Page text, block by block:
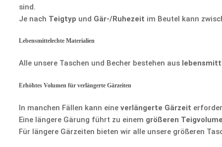
sind.
Je nach Teigtyp und Gär-/Ruhezeit im Beutel kann
Lebensmittelechte Materialien
Alle unsere Taschen und Becher bestehen aus
Erhöhtes Volumen für verlängerte Gärzeiten
In manchen Fällen kann eine verlängerte Gärzeit
Eine längere Gärung führt zu einem größeren
Für längere Gärzeiten bieten wir alle unsere größeren